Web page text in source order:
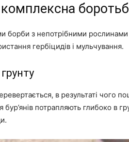
з непотрібними рослинами
гербіцидів і мульчування.
в результаті чого
бур’янів потрапляють глибоко в